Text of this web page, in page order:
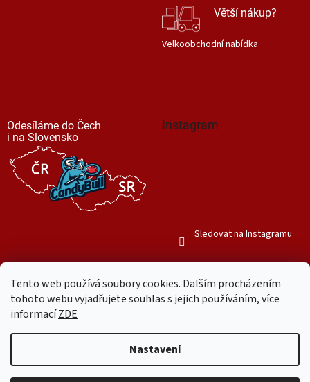
Tento web používá soubory cookies. Dalším procházením
tohoto webu vyjadřujete souhlas s jejich používáním, více
informacíZDE
Nastavení
Větší nákup?
Velkoobchodní nabídka
Odesíláme do Čech
i na Slovensko
Instagram
Sledovat na Instagramu
Copyright 2026Mr. Candy Bull. Všechna práva vyhrazena.Upravit